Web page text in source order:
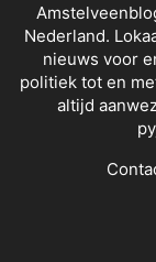
Nederland.
nieuws voor
politiek tot en
altijd